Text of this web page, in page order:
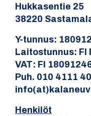
Hukkasentie 25
38220
Y-tunnus:
Laitostunnus: FI
VAT: FI
Puh. 010 4111
Henkilöt